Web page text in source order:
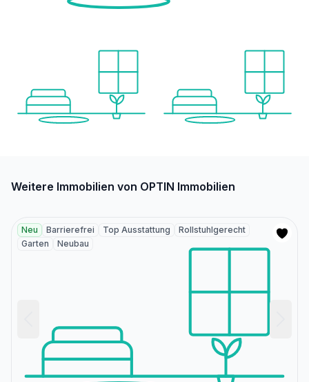
Weitere Immobilien von OPTIN Immobilien
Neu Barrierefrei Top Ausstattung
Rollstuhlgerecht
Garten
Neubau